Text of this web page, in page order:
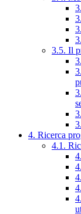
3.5. Il
4. Ricerca
4.1.